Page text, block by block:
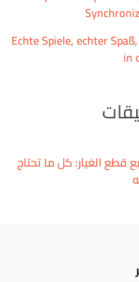
Echte Spiele, echter
in
الغيار: كل ما تحتاج